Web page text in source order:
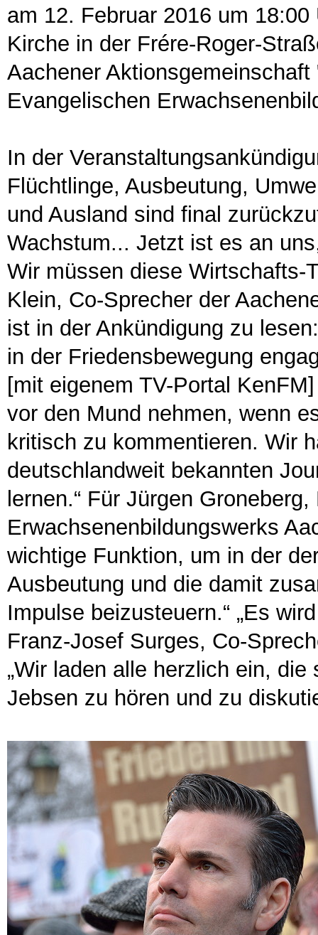
am 12. Februar 2016 um
Kirche in der Frére-Roger-
Aachener
Evangelischen
In der
Flüchtlinge, Ausbeutung,
und Ausland sind final
Wachstum... Jetzt ist es an
Wir müssen diese Wirtschafts-
Klein, Co-Sprecher der
ist in der Ankündigung zu
in der Friedensbewegung
[mit eigenem TV-Portal
vor den Mund nehmen, wenn
kritisch zu kommentieren. Wir
deutschlandweit bekannten
lernen.“ Für Jürgen
Erwachsenenbildungswerks
wichtige Funktion, um in der
Ausbeutung und die damit
Impulse beizusteuern.“ „Es
Franz-Josef Surges, Co-
„Wir laden alle herzlich ein,
Jebsen zu hören und zu